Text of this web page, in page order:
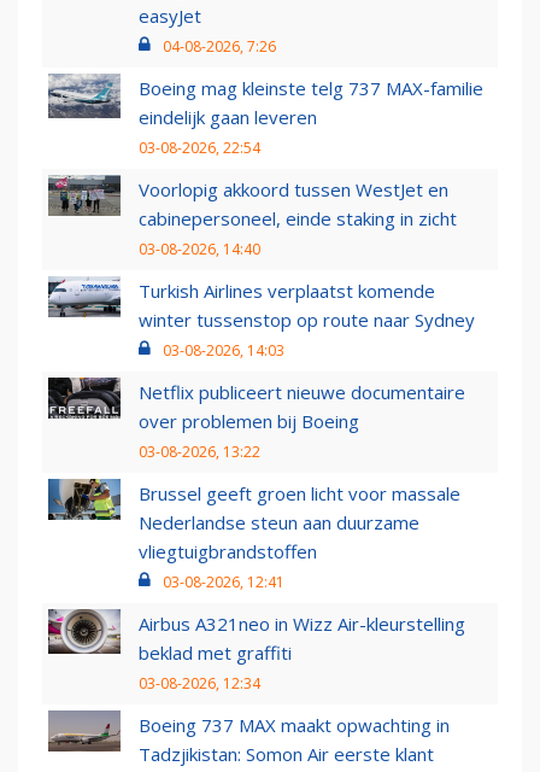
easyJet
04-08-2026, 7:26
Boeing mag kleinste telg 737 MAX-familie
eindelijk gaan leveren
03-08-2026, 22:54
Voorlopig akkoord tussen WestJet en
cabinepersoneel, einde staking in zicht
03-08-2026, 14:40
Turkish Airlines verplaatst komende
winter tussenstop op route naar Sydney
03-08-2026, 14:03
Netflix publiceert nieuwe documentaire
over problemen bij Boeing
03-08-2026, 13:22
Brussel geeft groen licht voor massale
Nederlandse steun aan duurzame
vliegtuigbrandstoffen
03-08-2026, 12:41
Airbus A321neo in Wizz Air-kleurstelling
beklad met graffiti
03-08-2026, 12:34
Boeing 737 MAX maakt opwachting in
Tadzjikistan: Somon Air eerste klant